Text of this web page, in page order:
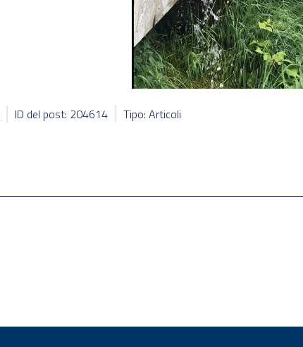
ID del post: 204614 Tipo: Articoli